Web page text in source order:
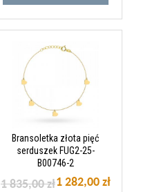
Bransoletka złota pięć
serduszek FUG2-25-
B00746-2
1 282,00 zł
1 835,00 zł